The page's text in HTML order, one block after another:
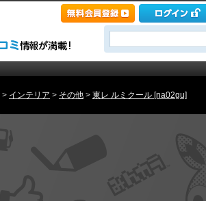
> インテリア > その他 > 東レ ルミクール [na02gu]